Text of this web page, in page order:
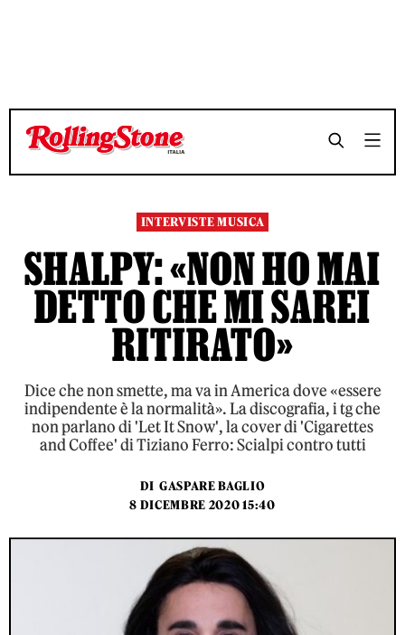
TEMPO DI LETTURA 10 MINUTI SHARE
TEMPO DI LETTURA 10 MINUTI SHARE
INTERVISTE MUSICA
SHALPY: «NON HO MAI
DETTO CHE MI SAREI
RITIRATO»
Dice che non smette, ma va in America dove «essere
indipendente è la normalità». La discografia, i tg che
non parlano di 'Let It Snow', la cover di 'Cigarettes
and Coffee' di Tiziano Ferro: Scialpi contro tutti
DI GASPARE BAGLIO
8 DICEMBRE 2020 15:40